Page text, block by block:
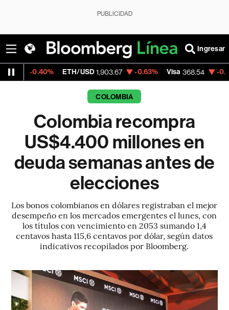
PUBLICIDAD
Ingresar
ETH/USD 1,903.67 -0.63% Visa 368.54 -0.28%
COLOMBIA
Colombia recompra
US$4.400 millones en
deuda semanas antes de
elecciones
Los bonos colombianos en dólares registraban el mejor
desempeño en los mercados emergentes el lunes, con
los títulos con vencimiento en 2053 sumando 1,4
centavos hasta 115,6 centavos por dólar, según datos
indicativos recopilados por Bloomberg.